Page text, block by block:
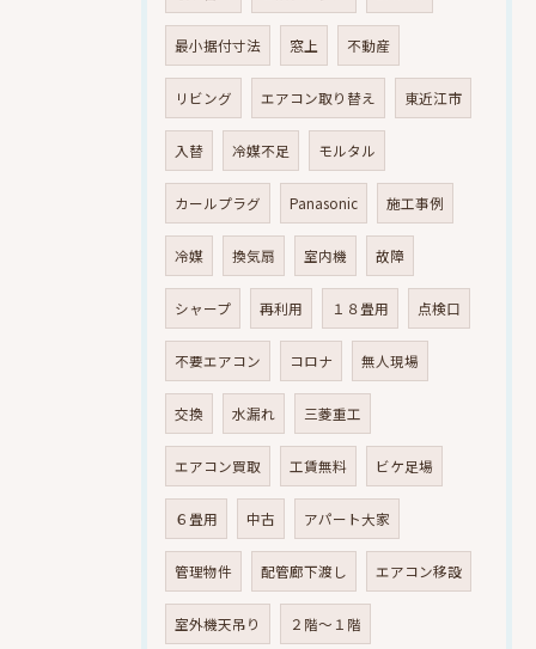
最小据付寸法 窓上 不動産
リビング エアコン取り替え 東近江市
入替 冷媒不足 モルタル
カールプラグ Panasonic 施工事例
冷媒 換気扇 室内機 故障
シャープ 再利用 １８畳用 点検口
不要エアコン コロナ 無人現場
交換 水漏れ 三菱重工
エアコン買取 工賃無料 ビケ足場
６畳用 中古 アパート大家
管理物件 配管廊下渡し エアコン移設
室外機天吊り ２階～１階